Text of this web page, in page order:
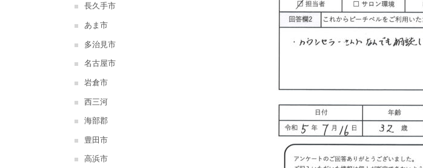
長久手市
あま市
多治見市
名古屋市
岩倉市
西三河
海部郡
豊田市
高浜市